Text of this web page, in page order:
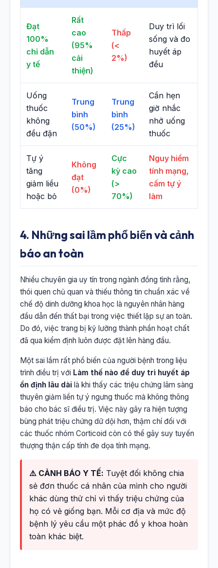
Đạt
100%
chỉ dẫn
y tế
Rất
cao
(95%
cải
thiện)
Thấp
(<
2%)
Duy trì lối
sống và đo
huyết áp
đều
Uống
thuốc
không
đều đặn
Trung
bình
(50%)
Trung
bình
(25%)
Cần hẹn
giờ nhắc
nhở uống
thuốc
Tự ý
tăng
giảm liều
hoặc bỏ
Không
đạt
(0%)
Cực
kỳ cao
(>
70%)
Nguy hiểm
tính mạng,
cấm tự ý
làm
4. Những sai lầm phổ biến và cảnh
báo an toàn
Nhiều chuyên gia uy tín trong ngành đồng tình rằng,
thói quen chủ quan và thiếu thông tin chuẩn xác về
chế độ dinh dưỡng khoa học là nguyên nhân hàng
đầu dẫn đến thất bại trong việc thiết lập sự an toàn.
Do đó, việc trang bị kỹ lưỡng thành phần hoạt chất
đã qua kiểm định luôn được đặt lên hàng đầu.
Một sai lầm rất phổ biến của người bệnh trong liệu
trình điều trị với Làm thế nào để duy trì huyết áp
ổn định lâu dài là khi thấy các triệu chứng lâm sàng
thuyên giảm liền tự ý ngưng thuốc mà không thông
báo cho bác sĩ điều trị. Việc này gây ra hiện tượng
bùng phát triệu chứng dữ dội hơn, thậm chí đối với
các thuốc nhóm Corticoid còn có thể gây suy tuyến
thượng thận cấp tính đe dọa tính mạng.
⚠️ CẢNH BÁO Y TẾ: Tuyệt đối không chia
sẻ đơn thuốc cá nhân của mình cho người
khác dùng thử chỉ vì thấy triệu chứng của
họ có vẻ giống bạn. Mỗi cơ địa và mức độ
bệnh lý yêu cầu một phác đồ y khoa hoàn
toàn khác biệt.